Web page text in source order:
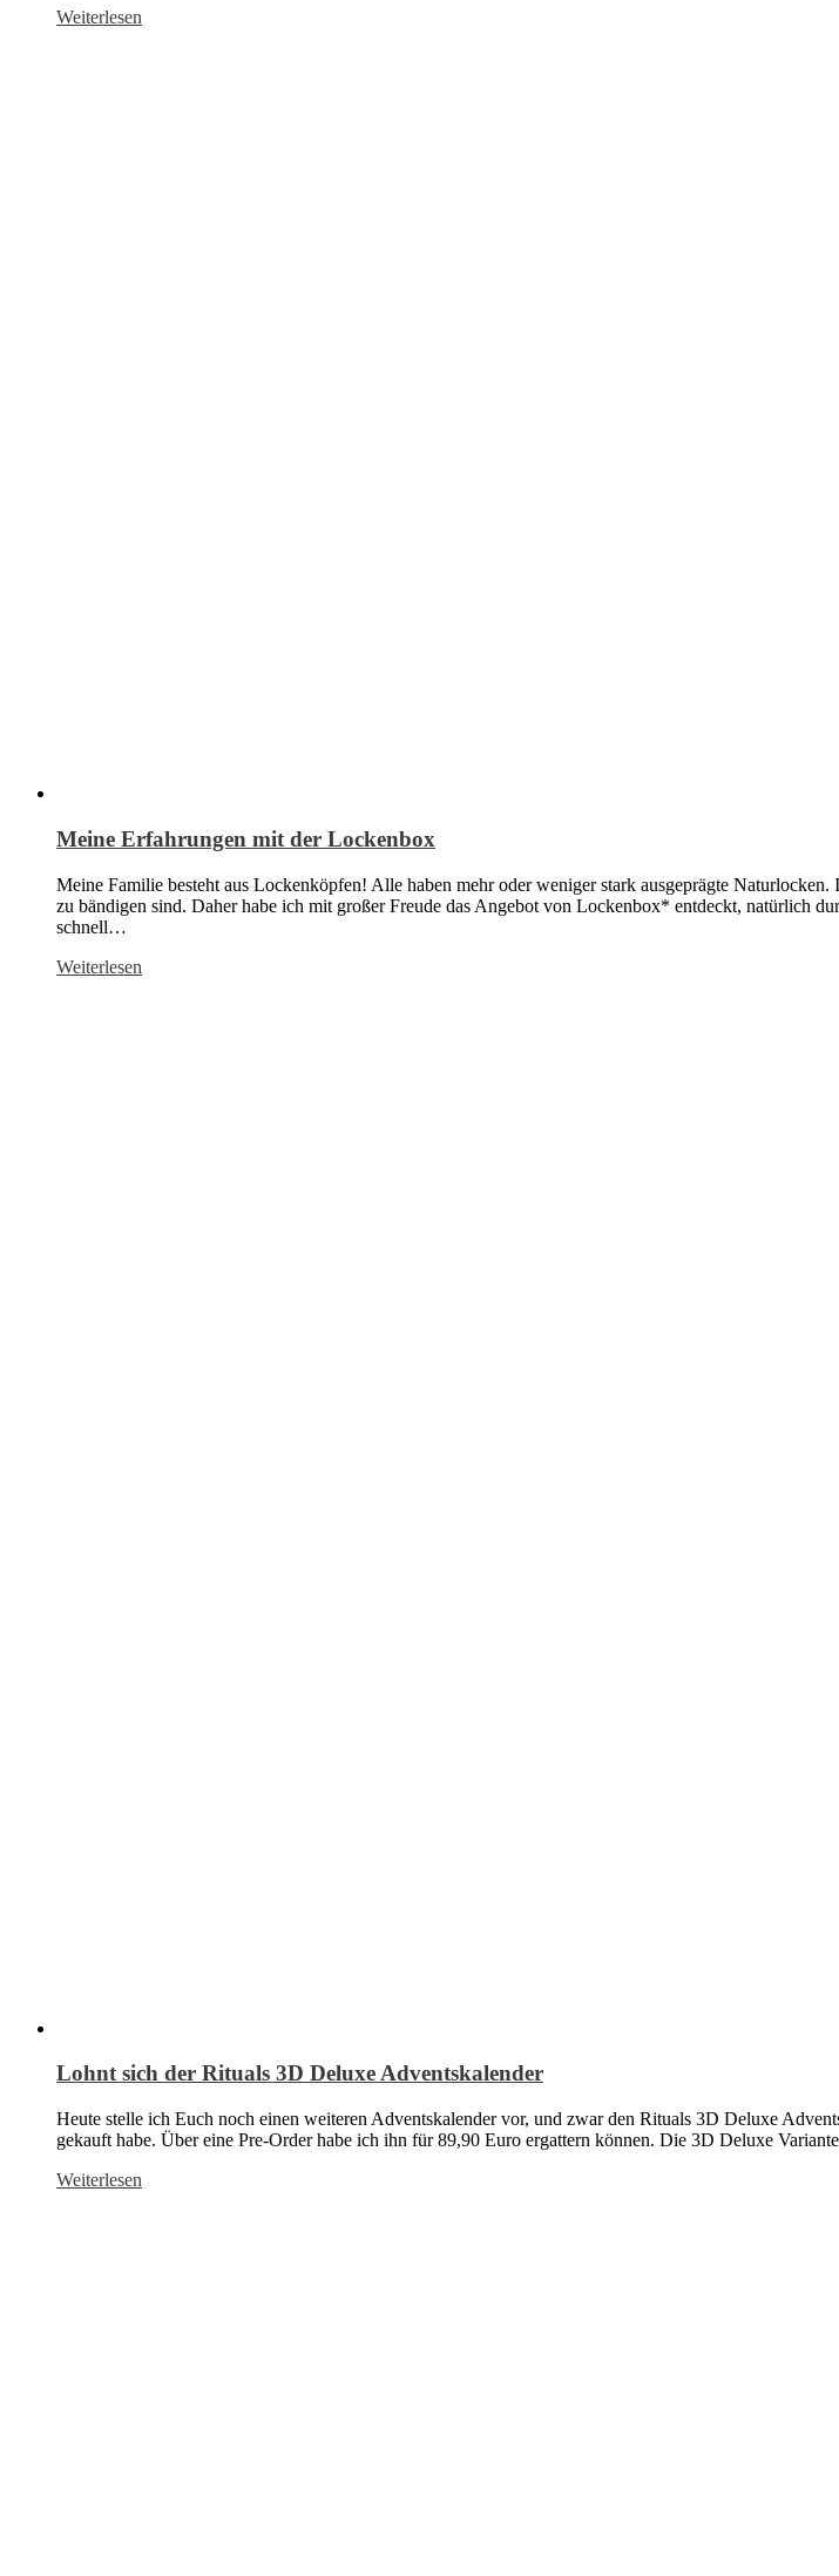
Weiterlesen
Meine Erfahrungen mit der Lockenbox
Meine Familie besteht aus Lockenköpfen! Alle haben mehr oder weniger stark ausgeprägte
zu bändigen sind. Daher habe ich mit großer Freude das Angebot von Lockenbox* entdeckt, natürlich
schnell…
Weiterlesen
Lohnt sich der Rituals 3D Deluxe Adventskalender
Heute stelle ich Euch noch einen weiteren Adventskalender vor, und zwar den Rituals 3D Deluxe
gekauft habe. Über eine Pre-Order habe ich ihn für 89,90 Euro ergattern können. Die 3D Deluxe
Weiterlesen